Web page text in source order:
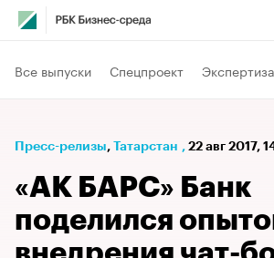
Все выпуски Спецпроект Экспертиза
Пресс-релизы⁠, Татарстан , 22 авг 2017,
«АК БАРС» Банк
поделился